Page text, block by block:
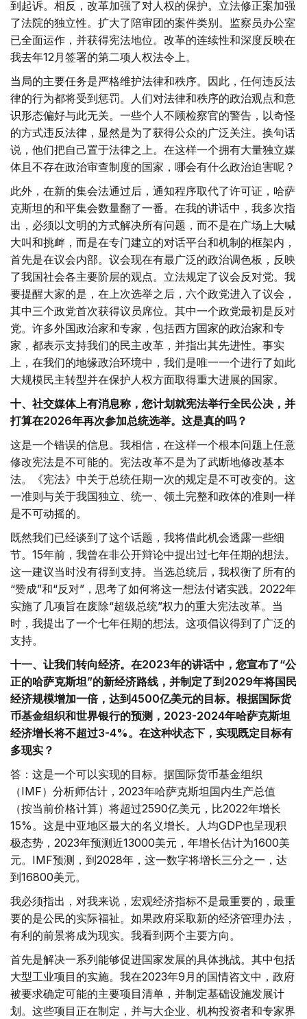
到起诉。相反，改革加强了对人权的保护。立法修正案加强
了法院的独立性。扩大了陪审团的案件类别。监察员办公室
已全面运作，并获得宪法地位。改革的连续性和深度反映在
我去年12月签署的第二项人权法令上。
当局的主要任务是严格维护法律和秩序。因此，任何违反法
律的行为都将受到惩罚。人们对法律和秩序的政治观点和意
识形态偏好与此无关。一些个人不顾检察官的警告，以奇怪
的方式违反法律，显然是为了获得公众的广泛关注。换句话
说，他们把自己置于法律之上。在这样一个拥有大量独立媒
体且不存在政治审查制度的国家，哪会有什么政治迫害呢？
此外，在新的集会法通过后，通知程序取代了许可证，哈萨
克斯坦的和平集会数量翻了一番。在我的讲话中，我多次指
出，必须以文明的方式解决所有问题，而不是在广场上大喊
大叫和挑衅，而是在专门建立的对话平台和机制的框架内，
首先是在议会内部。议会现在有最广泛的政治调色板，反映
了我国社会各主要阶层的观点。立法规定了议会反对党。我
要提醒大家的是，在上次选举之后，六个政党进入了议会，
其中三个政党首次获得议员席位。其中一个政党最初是反对
党。许多外国政治家和专家，包括西方国家的政治家和专
家，都表示支持我们的民主改革，并指出其先进性。事实
上，在我们的地缘政治环境中，我们是唯一一个进行了如此
大规模民主转型并在保护人权方面取得重大进展的国家。
十、社交媒体上有消息称，您计划就宪法举行全民公决，并
打算在2026年再次参加总统选举。这是真的吗？
这是一个错误的信息。我相信，在这样一个根本问题上任意
修改宪法是不可能的。宪法改革不是为了武断地修改基本
法。《宪法》中关于总统任期一次的规定是不可改变的。这
一准则与关于我国独立、统一、领土完整和政体的准则一样
是不可动摇的。
既然我们已经谈到了这个话题，我将借此机会透露一些细
节。15年前，我曾在非公开辩论中提出过七年任期的想法。
这一建议当时没有得到支持。当选总统后，我权衡了所有的
“赞成”和“反对”，思考了如何将这一想法付诸实践。2022年
实施了几项旨在废除“超级总统”权力的重大宪法改革。当
时，我提出了一个七年任期的想法。这项倡议得到了广泛的
支持。
十一、让我们转向经济。在2023年的讲话中，您宣布了“公
正的哈萨克斯坦”的新经济路线，并制定了到2029年将国民
经济规模增加一倍，达到4500亿美元的目标。根据国际货
币基金组织和世界银行的预测，2023-2024年哈萨克斯坦
经济增长将不超过3-4%。在这种状态下，实现既定目标有
多现实？
答：这是一个可以实现的目标。据国际货币基金组织
（IMF）分析师估计，2023年哈萨克斯坦国内生产总值
（按当前价格计算）将超过2590亿美元，比2022年增长
15%。这是中亚地区最大的名义增长。人均GDP也呈现积
极态势，2023年预测近13000美元，年增长估计为1600美
元。IMF预测，到2028年，这一数字将增长三分之一，达
到16800美元。
我必须指出，对我来说，宏观经济指标不是最重要的，最重
要的是公民的实际福祉。如果政府采取新的经济管理办法，
有利的前景将成为现实。我看到两个主要方向。
首先是解决一系列能够促进国家发展的具体挑战。其中包括
大型工业项目的实施。我在2023年9月的国情咨文中，政府
被要求确定可能的主要项目清单，并制定基础设施发展计
划。这些项目正在制定，并与大企业、机构投资者和专家界